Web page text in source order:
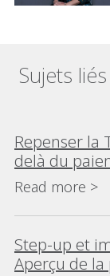
Sujets
Repenser la
delà du
Read more >
Step-up et
Aperçu de la